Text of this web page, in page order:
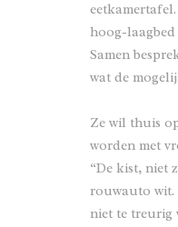
hoog-
Samen
wat de
Ze wil thuis
worden met
“De kist, niet
rouwauto
niet te treurig